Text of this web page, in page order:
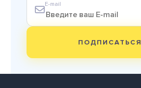
E-mail
ПОДПИСАТЬСЯ